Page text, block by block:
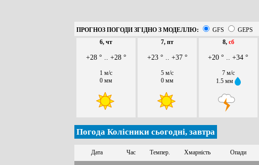
ПРОГНОЗ ПОГОДИ ЗГІДНО З МОДЕЛЛЮ: GFS
GEPS
6, чт
+28 ° .. +28 °
1 м/с
0 мм
7, пт
+23 ° .. +37 °
5 м/с
0 мм
8, сб
+20 ° .. +34 °
7 м/с
1.5 мм
Погода Колісники сьогодні, завтра
Дата Час Темпер. Хмарність Опади